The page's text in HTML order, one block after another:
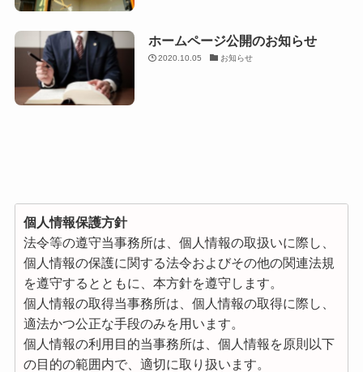
ホームページ公開のお知らせ
2020.10.05 お知らせ
個人情報保護方針
法令等の遵守当事務所は、個人情報の取扱いに際し、
個人情報の保護に関する法令およびその他の関連法規
を遵守するとともに、本方針を遵守します。
個人情報の取得当事務所は、個人情報の取得に際し、
適法かつ公正な手段のみを用います。
個人情報の利用目的当事務所は、個人情報を原則以下
の目的の範囲内で、適切に取り扱います。